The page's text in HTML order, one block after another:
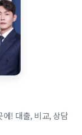
에! 대출, 비교, 상담